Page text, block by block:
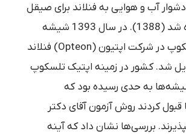
آب و هوایی به فنلاند برای صیقل
نهایی برده شد (1388). در سال 1393 شیشه
اصلی تلسکوپ در شرکت اپتیون (Opteon) فنلاند
شد. کشور در زمینه اپتیک تلسکوپ
به حدی رسیده بود که
قبول کردند روش آزمون آقای دکتر
بررسی‌ها نشان داد که آینه